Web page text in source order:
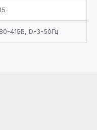
каждого
415В, D-3-50Гц